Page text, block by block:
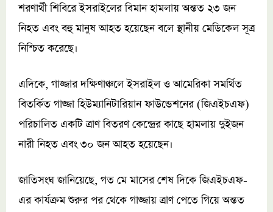
শরণার্থী শিবিরে ইসরাইলের বিমান হামলায় অন্তত ২৩ জন
নিহত এবং বহু মানুষ আহত হয়েছেন বলে স্থানীয় মেডিকেল সূত্র
নিশ্চিত করেছে।
এদিকে, গাজ্জার দক্ষিণাঞ্চলে ইসরাইল ও আমেরিকা সমর্থিত
বিতর্কিত গাজ্জা হিউম্যানিটারিয়ান ফাউন্ডেশনের (জিএইচএফ)
পরিচালিত একটি ত্রাণ বিতরণ কেন্দ্রের কাছে হামলায় দুইজন
নারী নিহত এবং ৩০ জন আহত হয়েছেন।
জাতিসংঘ জানিয়েছে, গত মে মাসের শেষ দিকে জিএইচএফ-
এর কার্যক্রম শুরুর পর থেকে গাজ্জায় ত্রাণ পেতে গিয়ে অন্তত